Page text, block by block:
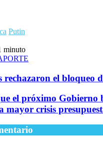
Putin
minuto
rechazaron el bloqueo
el próximo Gobierno
mayor crisis